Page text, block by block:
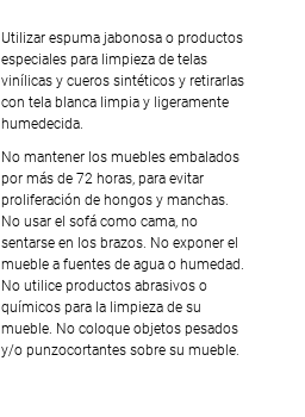
Utilizar espuma jabonosa o productos
especiales para limpieza de telas
vinílicas y cueros sintéticos y retirarlas
con tela blanca limpia y ligeramente
humedecida.
No mantener los muebles embalados
por más de 72 horas, para evitar
proliferación de hongos y manchas.
No usar el sofá como cama, no
sentarse en los brazos. No exponer el
mueble a fuentes de agua o humedad.
No utilice productos abrasivos o
químicos para la limpieza de su
mueble. No coloque objetos pesados
y/o punzocortantes sobre su mueble.